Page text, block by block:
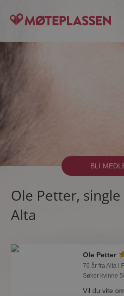
BLI
Ole Petter,
Alta
Ole Petter
76 år fra Alta i
Søker kvinne
Vil du vite